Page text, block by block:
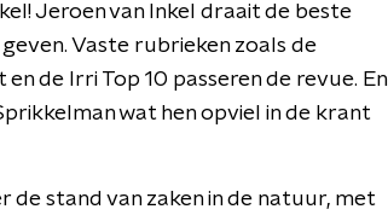
Jeroen van Inkel draait de beste
Vaste rubrieken zoals de
de Irri Top 10 passeren de revue. En
wat hen opviel in de krant
stand van zaken in de natuur, met